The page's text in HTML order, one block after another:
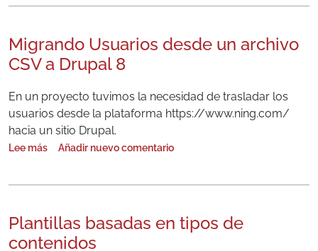
Migrando Usuarios desde un archivo
CSV a Drupal 8
En un proyecto tuvimos la necesidad de trasladar los
usuarios desde la plataforma https://www.ning.com/
hacia un sitio Drupal.
Lee más
sobre Migrando Usuarios desde un archivo CSV a Drupal 8
Añadir nuevo comentario
Plantillas basadas en tipos de
contenidos